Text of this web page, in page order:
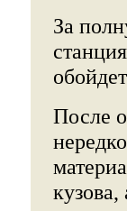
За
После